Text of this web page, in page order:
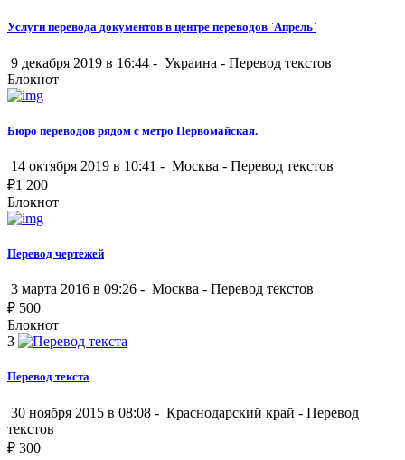
Услуги перевода документов в центре переводов `Апрель`
9 декабря 2019 в 16:44 - Украина - Перевод текстов
Блокнот
Бюро переводов рядом с метро Первомайская.
14 октября 2019 в 10:41 - Москва - Перевод текстов
₽1 200
Блокнот
Перевод чертежей
3 марта 2016 в 09:26 - Москва - Перевод текстов
₽ 500
Блокнот
3
Перевод текста
30 ноября 2015 в 08:08 - Краснодарский край - Перевод
текстов
₽ 300